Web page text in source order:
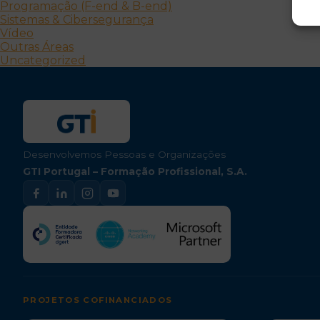
Programação (F-end & B-end)
Sistemas & Cibersegurança
Vídeo
Outras Áreas
Uncategorized
Desenvolvemos Pessoas e Organizações
GTI Portugal – Formação Profissional, S.A.
PROJETOS COFINANCIADOS